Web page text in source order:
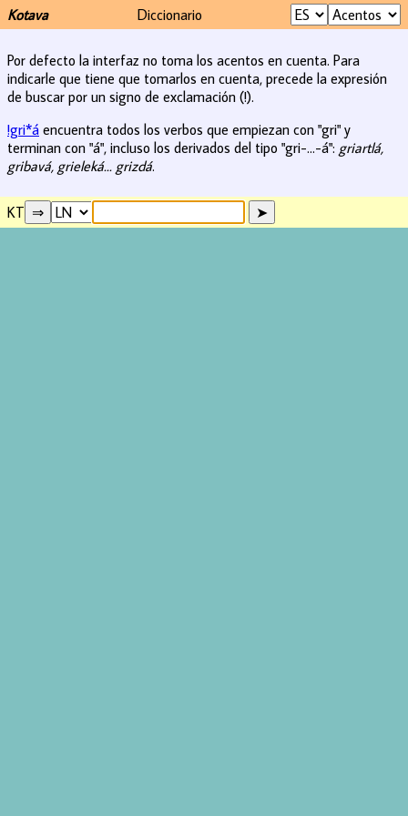
Kotava Diccionario
Por defecto la interfaz no toma los acentos en cuenta. Para
indicarle que tiene que tomarlos en cuenta, precede la expresión
de buscar por un signo de exclamación (!).
!gri*á encuentra todos los verbos que empiezan con "gri" y
terminan con "á", incluso los derivados del tipo "gri-...-á": griartlá,
gribavá, grieleká... grizdá.
KT